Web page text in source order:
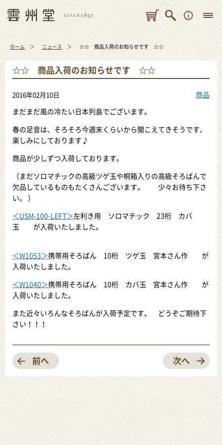
ホーム ニュース ☆☆ 商品入荷のお知らせです ☆☆
☆☆ 商品入荷のお知らせです ☆☆
2016年02月10日 商品
まだまだ風の冷たい日本列島でございます。
春の足音は、そろそろ今週末くらいから聞こえてきそうです、
楽しみにしております♪
商品が少しずつ入荷しております。
（まだソロマチックの高級ツゲ玉や桐箱入りの高級そろばんで
欠品しているものもたくさんございます。 少々お待ち下さ
い。 ）
＜USM-100-LEFT＞左利き用 ソロマチック 23桁 カバ
玉 が入荷いたしました。
＜W1053＞携帯用そろばん 10桁 ツゲ玉 宮本さん作 が
入荷いたしました。
＜W1040＞携帯用そろばん 10桁 カバ玉 宮本さん作 が
入荷いたしました。
また近々いろんなそろばんが入荷予定です。 どうぞご期待下
さい！！！
前へ 次へ